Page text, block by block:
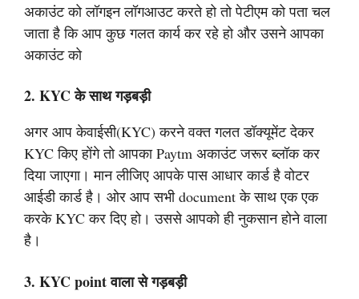
अकाउंट को लॉगइन लॉगआउट करते हो तो पेटीएम को पता चल
जाता है कि आप कुछ गलत कार्य कर रहे हो और उसने आपका
अकाउंट को
2. KYC के साथ गड़बड़ी
अगर आप केवाईसी(KYC) करने वक्त गलत डॉक्यूमेंट देकर
KYC किए होंगे तो आपका Paytm अकाउंट जरूर ब्लॉक कर
दिया जाएगा। मान लीजिए आपके पास आधार कार्ड है वोटर
आईडी कार्ड है। ओर आप सभी document के साथ एक एक
करके KYC कर दिए हो। उससे आपको ही नुकसान होने वाला
है।
3. KYC point वाला से गड़बड़ी